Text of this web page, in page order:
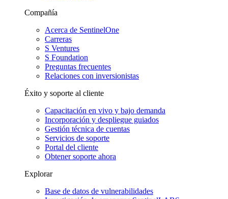
Compañía
Acerca de SentinelOne
Carreras
S Ventures
S Foundation
Preguntas frecuentes
Relaciones con inversionistas
Éxito y soporte al cliente
Capacitación en vivo y bajo demanda
Incorporación y despliegue guiados
Gestión técnica de cuentas
Servicios de soporte
Portal del cliente
Obtener soporte ahora
Explorar
Base de datos de vulnerabilidades